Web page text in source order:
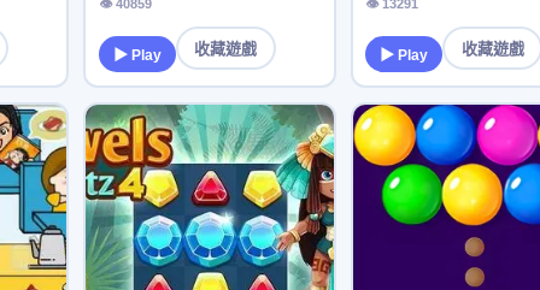
👁 40859
▶ Play 收藏遊戲
👁 13291
▶ Play 收藏遊戲